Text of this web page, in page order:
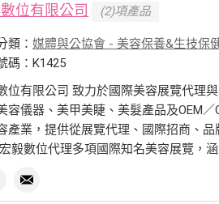
位有限公司 (2)項產品
類：媒體與公協會 - 美容保養&生技保
碼：K1425
位有限公司 致力於國際美容展覽代理
容儀器、美甲美睫、美髮產品及OEM
產業，提供從展覽代理、國際招商、
毅數位代理多項國際知名美容展覽，涵